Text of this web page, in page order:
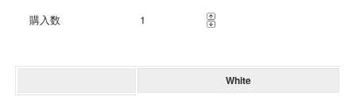
購入数
White